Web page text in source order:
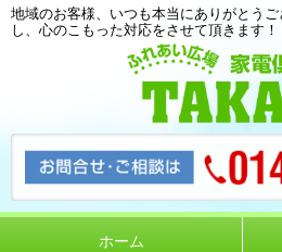
地域のお客様、いつも本当にありがとう
し、心のこもった対応をさせて頂きます！
ホーム